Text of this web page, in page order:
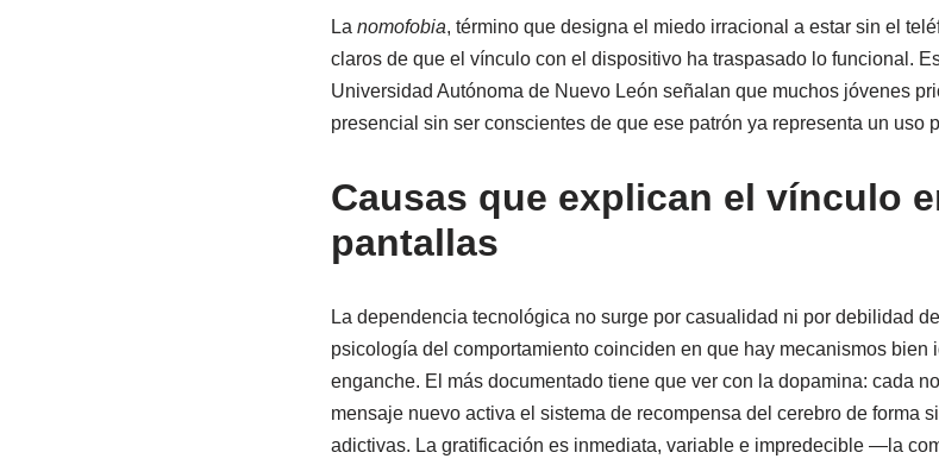
La nomofobia, término que designa el miedo irracional a estar sin el
claros de que el vínculo con el dispositivo ha traspasado lo funcional.
Universidad Autónoma de Nuevo León señalan que muchos jóvenes
presencial sin ser conscientes de que ese patrón ya representa un uso
Causas que explican el vínculo
pantallas
La dependencia tecnológica no surge por casualidad ni por debilidad
psicología del comportamiento coinciden en que hay mecanismos bien
enganche. El más documentado tiene que ver con la dopamina: cada
mensaje nuevo activa el sistema de recompensa del cerebro de forma
adictivas. La gratificación es inmediata, variable e impredecible —la